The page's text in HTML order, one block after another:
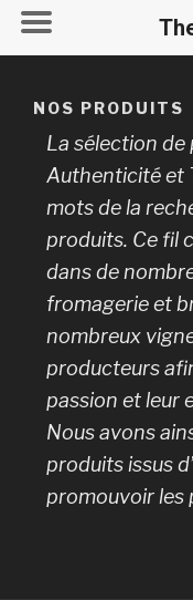
NOS PRODUITS
La sélection de
Authenticité et
mots de la
produits. Ce fil
dans de
fromagerie et
nombreux
producteurs
passion et leur
Nous avons
produits issus
promouvoir les